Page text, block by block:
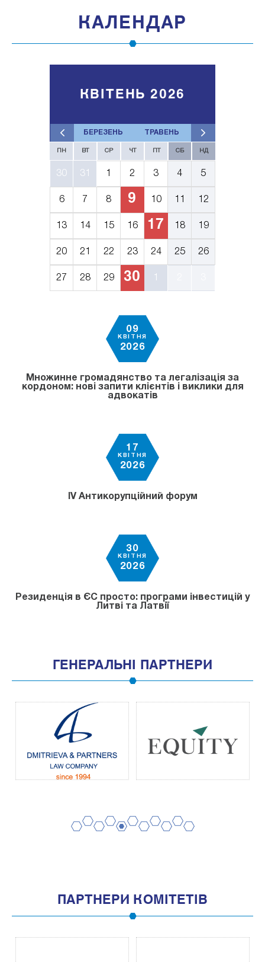
КАЛЕНДАР
БЕРЕЗЕНЬ ТРАВЕНЬ
КВІТЕНЬ 2026
ПН ВТ СР ЧТ СБ НД
30 31 2 3 4 5
6 7 8 9 10 12
13 14 15 16 17 18 19
20 21 22 23 24 25 26
27 28 29 30
09
КВІТНЯ
2026
Множинне громадянство та легалізація за
кордоном: нові запити клієнтів і виклики для
адвокатів
17
КВІТНЯ
2026
IV Антикорупційний форум
30
КВІТНЯ
2026
Резиденція в ЄС просто: програми інвестицій у
Литві та Латвії
ГЕНЕРАЛЬНІ ПАРТНЕРИ
ПАРТНЕРИ КОМІТЕТІВ